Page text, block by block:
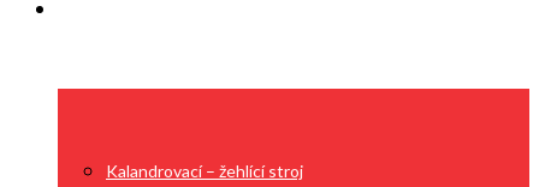
Kalandrovací – žehlící stroj